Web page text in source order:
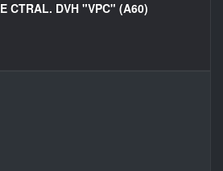
CTRAL. DVH "VPC" (A60)